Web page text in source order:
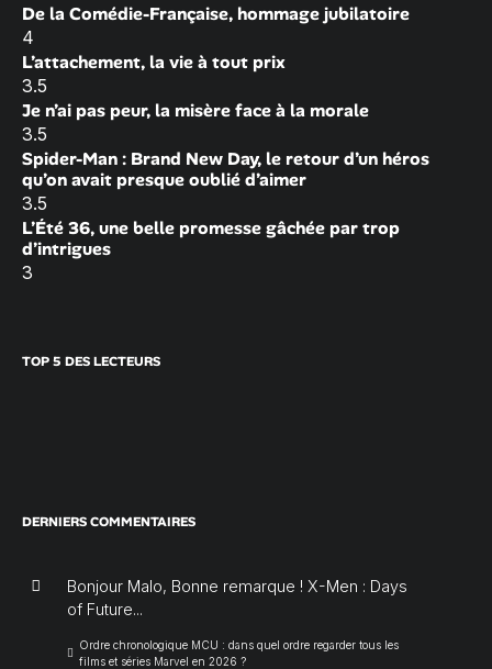
De la Comédie-Française, hommage jubilatoire
4
L’attachement, la vie à tout prix
3.5
Je n’ai pas peur, la misère face à la morale
3.5
Spider-Man : Brand New Day, le retour d’un héros
qu’on avait presque oublié d’aimer
3.5
L’Été 36, une belle promesse gâchée par trop
d’intrigues
3
TOP 5 DES LECTEURS
DERNIERS COMMENTAIRES
Bonjour Malo, Bonne remarque ! X-Men : Days
of Future...
Ordre chronologique MCU : dans quel ordre regarder tous les
films et séries Marvel en 2026 ?